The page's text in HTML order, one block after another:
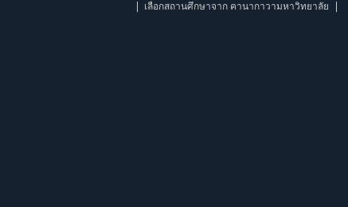
เลือกสถานศึกษาจาก คานากาวามหาวิทยาลัย